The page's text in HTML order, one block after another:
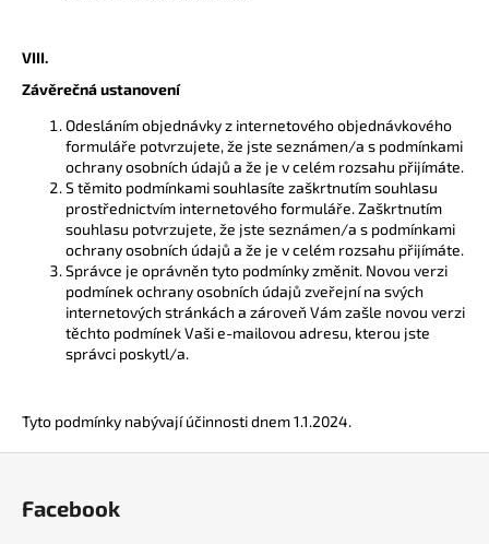
VIII.
Závěrečná ustanovení
Odesláním objednávky z internetového objednávkového
formuláře potvrzujete, že jste seznámen/a s podmínkami
ochrany osobních údajů a že je v celém rozsahu přijímáte.
S těmito podmínkami souhlasíte zaškrtnutím souhlasu
prostřednictvím internetového formuláře. Zaškrtnutím
souhlasu potvrzujete, že jste seznámen/a s podmínkami
ochrany osobních údajů a že je v celém rozsahu přijímáte.
Správce je oprávněn tyto podmínky změnit. Novou verzi
podmínek ochrany osobních údajů zveřejní na svých
internetových stránkách a zároveň Vám zašle novou verzi
těchto podmínek Vaši e-mailovou adresu, kterou jste
správci poskytl/a.
Tyto podmínky nabývají účinnosti dnem 1.1.2024.
Facebook